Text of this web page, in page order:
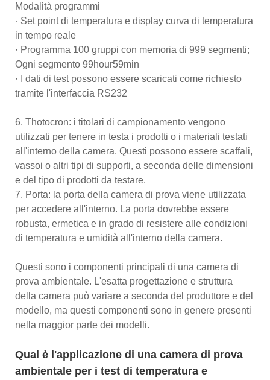
Modalità programmi
· Set point di temperatura e display curva di temperatura
in tempo reale
· Programma 100 gruppi con memoria di 999 segmenti;
Ogni segmento 99hour59min
· I dati di test possono essere scaricati come richiesto
tramite l'interfaccia RS232
6. Thotocron: i titolari di campionamento vengono
utilizzati per tenere in testa i prodotti o i materiali testati
all'interno della camera. Questi possono essere scaffali,
vassoi o altri tipi di supporti, a seconda delle dimensioni
e del tipo di prodotti da testare.
7. Porta: la porta della camera di prova viene utilizzata
per accedere all'interno. La porta dovrebbe essere
robusta, ermetica e in grado di resistere alle condizioni
di temperatura e umidità all'interno della camera.
Questi sono i componenti principali di una camera di
prova ambientale. L'esatta progettazione e struttura
della camera può variare a seconda del produttore e del
modello, ma questi componenti sono in genere presenti
nella maggior parte dei modelli.
Qual è l'applicazione di una camera di prova
ambientale per i test di temperatura e